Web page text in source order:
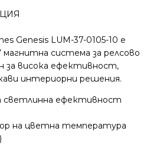
Genesis LUM-37-0105-10 е
система за релсово
за висока ефективност,
интериорни решения.
светлинна ефективност
на цветна температура